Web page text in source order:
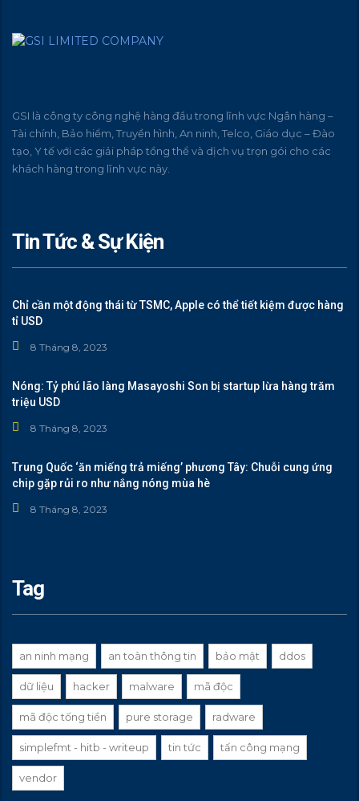
GSI là công ty công nghệ hàng đầu trong lĩnh vực Ngân hàng –
Tài chính, Bảo hiểm, Truyền hình, An ninh, Telco, Giáo dục – Đào
tạo, Y tế với các giải pháp tồng thể và dịch vụ trọn gói cho các
khách hàng trong lĩnh vực này.
Tin Tức & Sự Kiện
Chỉ cần một động thái từ TSMC, Apple có thể tiết kiệm được hàng
tỉ USD
8 Tháng 8, 2023
Nóng: Tỷ phú lão làng Masayoshi Son bị startup lừa hàng trăm
triệu USD
8 Tháng 8, 2023
Trung Quốc ‘ăn miếng trả miếng’ phương Tây: Chuỗi cung ứng
chip gặp rủi ro như nắng nóng mùa hè
8 Tháng 8, 2023
Tag
an ninh mạng an toàn thông tin bảo mật ddos
dữ liệu hacker malware mã độc
mã độc tống tiền pure storage radware
simplefmt - hitb - writeup tin tức tấn công mạng
vendor